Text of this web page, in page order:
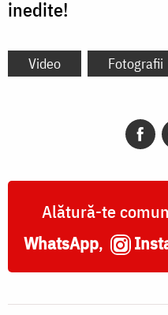
inedite!
Video Fotografii
Alătură-te
WhatsApp,